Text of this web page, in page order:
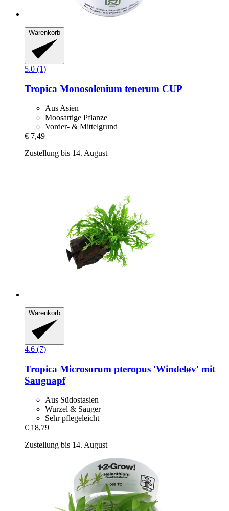
Warenkorb
5.0 (1)
Tropica Monosolenium tenerum CUP
Aus Asien
Moosartige Pflanze
Vorder- & Mittelgrund
€ 7,49
Zustellung bis 14. August
Warenkorb
4.6 (7)
Tropica Microsorum pteropus 'Windeløv' mit
Saugnapf
Aus Südostasien
Wurzel & Sauger
Sehr pflegeleicht
€ 18,79
Zustellung bis 14. August